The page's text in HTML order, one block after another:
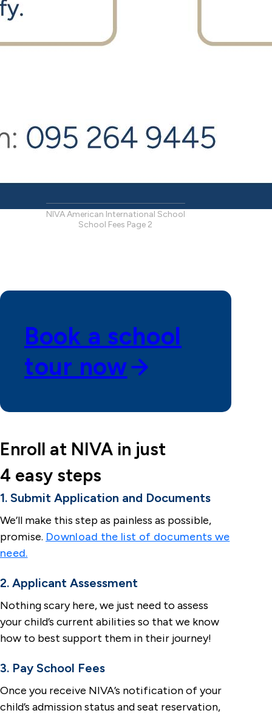
NIVA American International School
School Fees Page 2
Book a school
tour now
Enroll at NIVA in just
4 easy steps
1. Submit Application and Documents
We’ll make this step as painless as possible,
promise. Download the list of documents we
need.
2. Applicant Assessment
Nothing scary here, we just need to assess
your child’s current abilities so that we know
how to best support them in their journey!
3. Pay School Fees
Once you receive NIVA’s notification of your
child’s admission status and seat reservation,